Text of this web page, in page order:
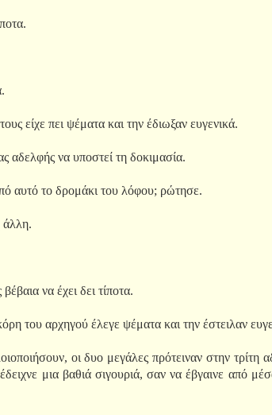
είχε πει ψέματα και την έδιωξαν ευγενικά.
αδελφής να υποστεί τη δοκιμασία.
αυτό το δρομάκι του λόφου; ρώτησε.
να έχει δει τίποτα.
του αρχηγού έλεγε ψέματα και την έστειλαν
οι δυο μεγάλες πρότειναν στην τρίτη
μια βαθιά σιγουριά, σαν να έβγαινε από